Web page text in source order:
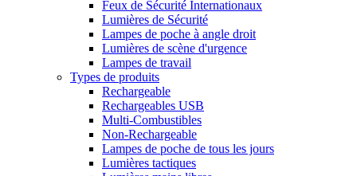
Feux de Sécurité Internationaux
Lumières de Sécurité
Lampes de poche à angle droit
Lumières de scène d'urgence
Lampes de travail
Types de produits
Rechargeable
Rechargeables USB
Multi-Combustibles
Non-Rechargeable
Lampes de poche de tous les jours
Lumières tactiques